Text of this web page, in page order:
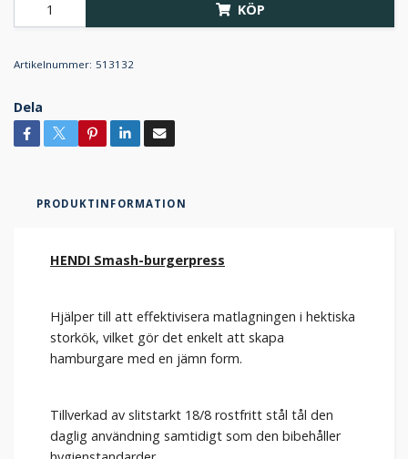
KÖP
Artikelnummer: 513132
Dela
PRODUKTINFORMATION
HENDI Smash-burgerpress
Hjälper till att effektivisera matlagningen i hektiska
storkök, vilket gör det enkelt att skapa
hamburgare med en jämn form.
Tillverkad av slitstarkt 18/8 rostfritt stål tål den
daglig användning samtidigt som den bibehåller